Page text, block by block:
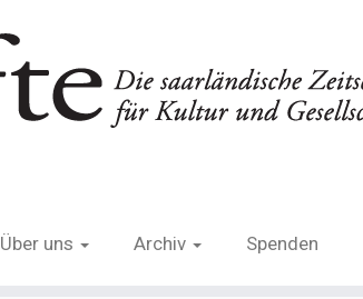
Über uns Archiv Spenden